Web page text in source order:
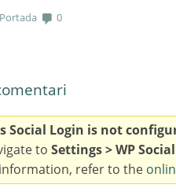
Portada 0
Social Login is not
to Settings > WP
refer to the